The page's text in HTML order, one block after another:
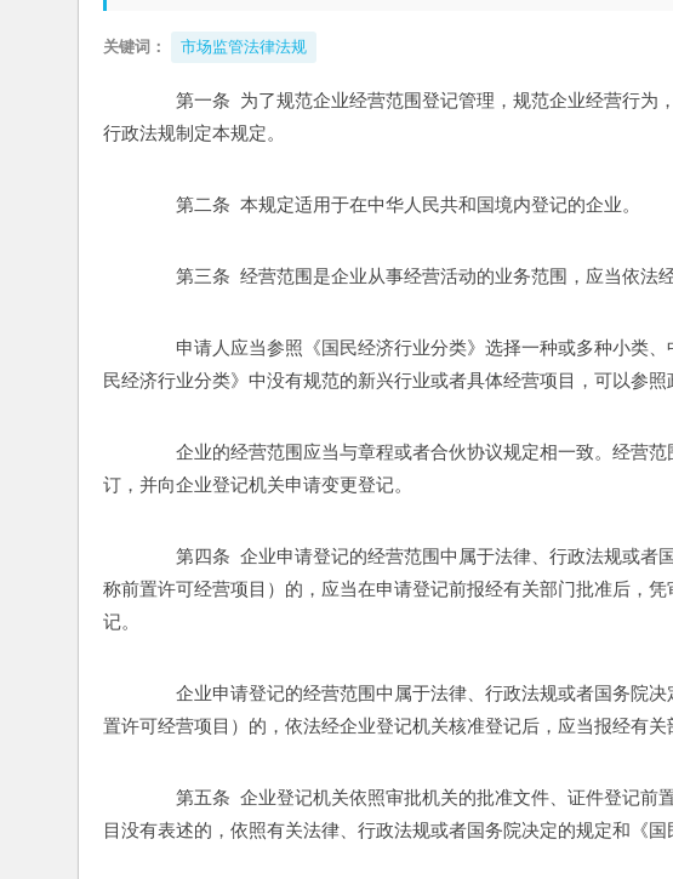
关键词： 市场监管法律法规
第一条  为了规范企业经营范围登记管理，规范企业经营行为
行政法规制定本规定。
第二条  本规定适用于在中华人民共和国境内登记的企业。
第三条  经营范围是企业从事经营活动的业务范围，应当依法
申请人应当参照《国民经济行业分类》选择一种或多种小类、
民经济行业分类》中没有规范的新兴行业或者具体经营项目，可以参
企业的经营范围应当与章程或者合伙协议规定相一致。经营范
订，并向企业登记机关申请变更登记。
第四条  企业申请登记的经营范围中属于法律、行政法规或者
称前置许可经营项目）的，应当在申请登记前报经有关部门批准后，
记。
企业申请登记的经营范围中属于法律、行政法规或者国务院决
置许可经营项目）的，依法经企业登记机关核准登记后，应当报经有
第五条  企业登记机关依照审批机关的批准文件、证件登记前
目没有表述的，依照有关法律、行政法规或者国务院决定的规定和《国